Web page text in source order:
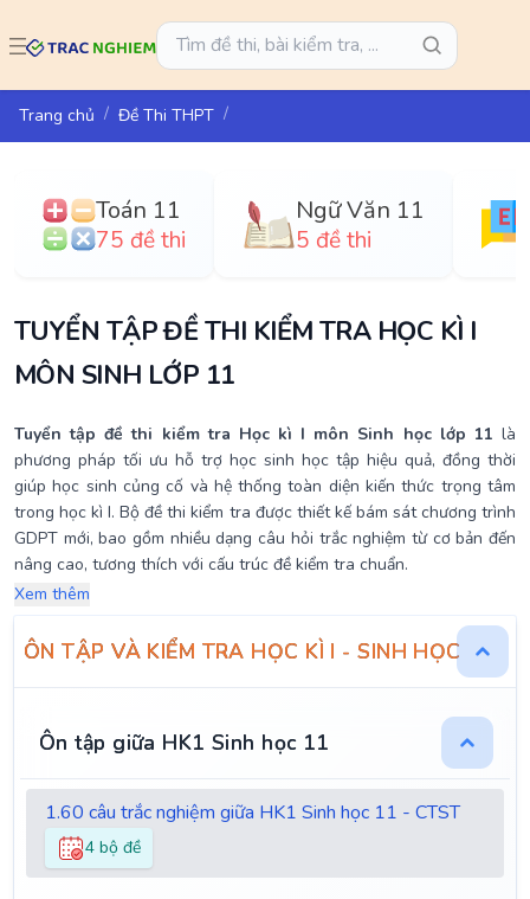
Trang chủ Đề Thi THPT
Toán 11
75 đề thi
Ngữ Văn 11
5 đề thi
TUYỂN TẬP ĐỀ THI KIỂM TRA HỌC KÌ I
MÔN SINH LỚP 11
Tuyển tập đề thi kiểm tra Học kì I môn Sinh học lớp 11 là
phương pháp tối ưu hỗ trợ học sinh học tập hiệu quả, đồng thời
giúp học sinh củng cố và hệ thống toàn diện kiến thức trọng tâm
trong học kì I. Bộ đề thi kiểm tra được thiết kế bám sát chương trình
GDPT mới, bao gồm nhiều dạng câu hỏi trắc nghiệm từ cơ bản đến
nâng cao, tương thích với cấu trúc đề kiểm tra chuẩn.
Xem thêm
ÔN TẬP VÀ KIỂM TRA HỌC KÌ I - SINH HỌC 11
Ôn tập giữa HK1 Sinh học 11
1.60 câu trắc nghiệm giữa HK1 Sinh học 11 - CTST
4 bộ đề